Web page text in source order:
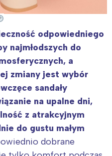
odpowiedniego
najmłodszych do
a
zmiany jest wybór
sandały
na upalne dni,
z atrakcyjnym
do gustu małym
dobrane